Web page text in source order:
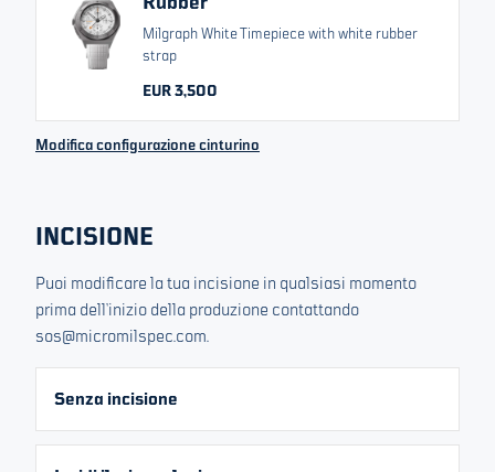
RELATED VARIANTS
Milgraph Black
prossime uscite.
La tua e-mail
Iscriviti per la prossima edizione
Milgraph White Timepiece with white rubber
strap
EUR 3,500
Modifica configurazione cinturino
INCISIONE
Puoi modificare la tua incisione in qualsiasi momento
prima dell’inizio della produzione contattando
sos@micromilspec.com.
Senza incisione